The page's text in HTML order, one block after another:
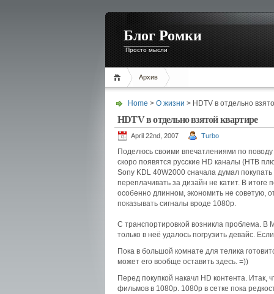
Блог Ромки
Просто мысли
Архив
Home > О жизни > HDTV в отдельно
HDTV в отдельно взятой квартире
April 22nd, 2007 Turbo
Поделюсь своими впечатлениями по
скоро появятся русские HD каналы (НТВ
Sony KDL 40W2000 сначала думал
переплачивать за дизайн не катит. В
особенно длинном, экономить не советую,
показывать сигналы вроде 1080p.
С транспортировкой возникла проблема. В
только в неё удалось погрузить девайс.
Пока в большой комнате для телика
может его вообще оставить здесь. =))
Перед покупкой накачл HD контента.
фильмов в 1080p. 1080p в сетке пока